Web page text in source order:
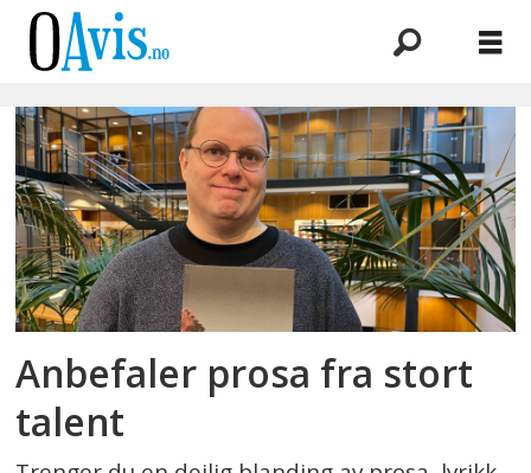
Emne:
helene
torvund
Anbefaler prosa fra stort
talent